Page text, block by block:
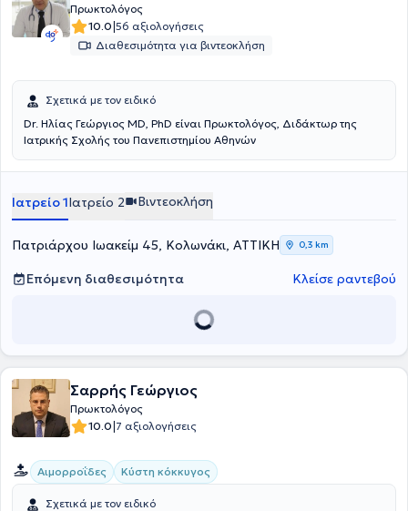
Πρωκτολόγος
10.0|56 αξιολογήσεις
Διαθεσιμότητα για βιντεοκλήση
Σχετικά με τον ειδικό
Dr. Ηλίας Γεώργιος MD, PhD είναι Πρωκτολόγος, Διδάκτωρ της
Ιατρικής Σχολής του Πανεπιστημίου Αθηνών
Ιατρείο 1Ιατρείο 2 Βιντεοκλήση
Πατριάρχου Ιωακείμ 45, Κολωνάκι, ΑΤΤΙΚΗ 0,3 km
Επόμενη διαθεσιμότητα Κλείσε ραντεβού
Σαρρής Γεώργιος
Πρωκτολόγος
10.0|7 αξιολογήσεις
Αιμορροΐδες Κύστη κόκκυγος
Σχετικά με τον ειδικό